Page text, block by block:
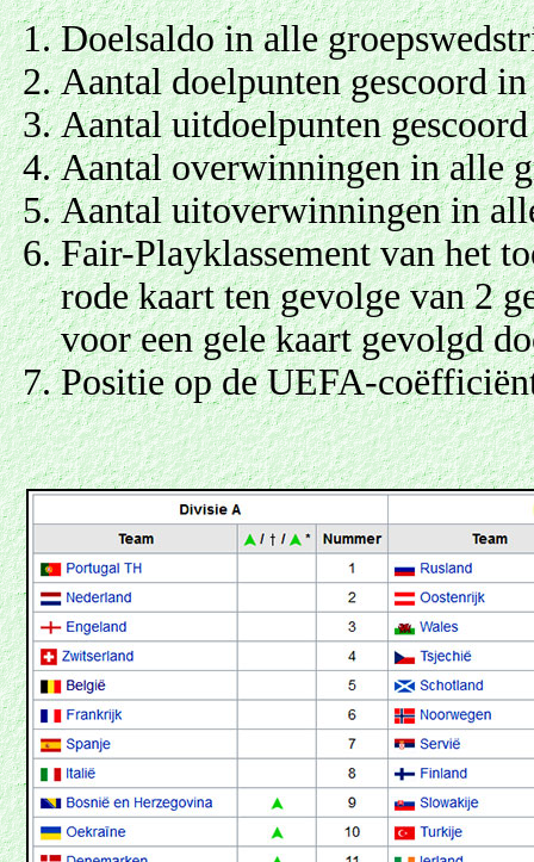
Doelsaldo in alle
Aantal doelpunten gescoord
Aantal uitdoelpunten
Aantal overwinningen in alle
Aantal uitoverwinningen in
Fair-Playklassement van het
rode kaart ten gevolge van 2
voor een gele kaart gevolgd
Positie op de UEFA-